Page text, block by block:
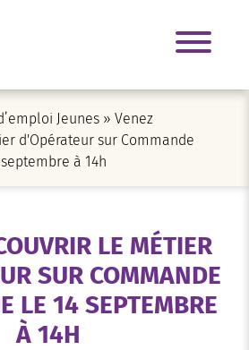
Jeunes » Venez
d'Opérateur sur Commande
à 14h
LE MÉTIER
SUR COMMANDE
LE 14 SEPTEMBRE
À 14H